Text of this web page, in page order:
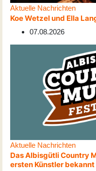
Aktuelle Nachrichten
Koe Wetzel und Ella
07.08.2026
Aktuelle Nachrichten
Das Albisgütli Country
ersten Künstler bekannt